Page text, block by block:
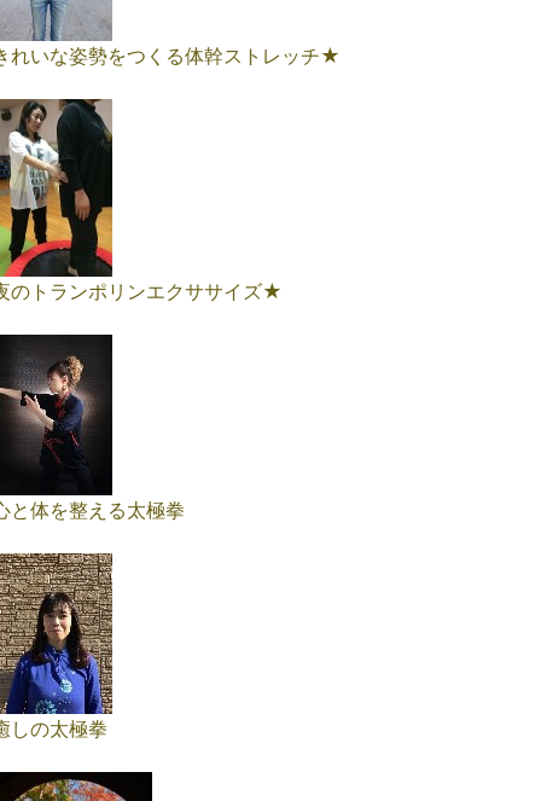
れいな姿勢をつくる体幹ストレッチ★
のトランポリンエクササイズ★
と体を整える太極拳
しの太極拳